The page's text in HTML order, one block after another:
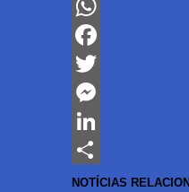
WhatsApp
Facebook
Twitter
Messenger
LinkedIn
Share
NOTÍCIAS